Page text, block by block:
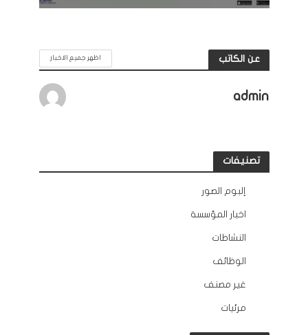
عن الكاتب اظهر جميع الاخبار
admin
تصنيفات
إلبوم الصور
اخبار المؤسسة
النشاطات
الوظائف
غير مصنف
مرئيات